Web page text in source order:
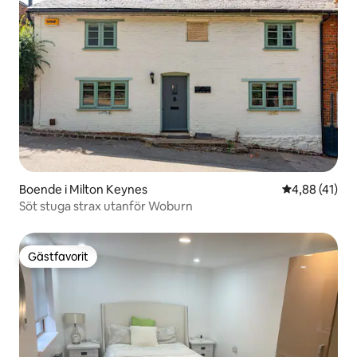
Boende i Milton Keynes 4,88 av 5 i
4,88 (41)
Söt stuga strax utanför Woburn
Gästfavorit
Gästfavorit